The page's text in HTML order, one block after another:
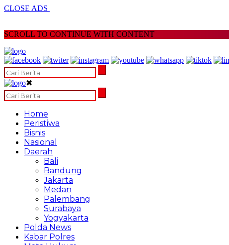
CLOSE ADS
SCROLL TO CONTINUE WITH CONTENT
✖
Home
Peristiwa
Bisnis
Nasional
Daerah
Bali
Bandung
Jakarta
Medan
Palembang
Surabaya
Yogyakarta
Polda News
Kabar Polres